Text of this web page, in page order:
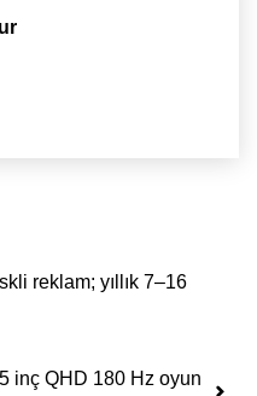
reklam; yıllık 7–16
inç QHD 180 Hz oyun